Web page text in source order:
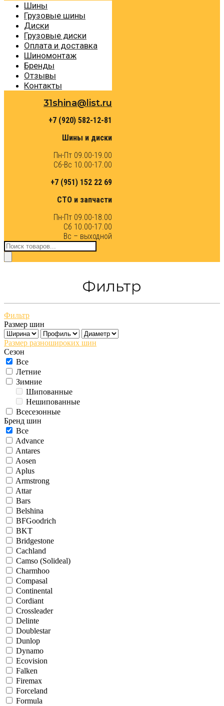
Шины
Грузовые шины
Диски
Грузовые диски
Оплата и доставка
Шиномонтаж
Бренды
Отзывы
Контакты
31shina@list.ru
+7 (920) 582-12-81
Шины и диски
Пн-Пт 09.00-19.00
Сб-Вс 10.00-17.00
+7 (951) 152 22 69
СТО и запчасти
Пн-Пт 09.00-18.00
Сб 10.00-17.00
Вс – выходной
Поиск
товаров
Фильтр
Фильтр
Размер шин
Размер разношироких шин
Сезон
Все
Летние
Зимние
Шипованные
Нешипованные
Всесезонные
Бренд шин
Все
Advance
Antares
Aosen
Aplus
Armstrong
Attar
Bars
Belshina
BFGoodrich
BKT
Bridgestone
Cachland
Camso (Solideal)
Charmhoo
Compasal
Continental
Cordiant
Crossleader
Delinte
Doublestar
Dunlop
Dynamo
Ecovision
Falken
Firemax
Forceland
Formula